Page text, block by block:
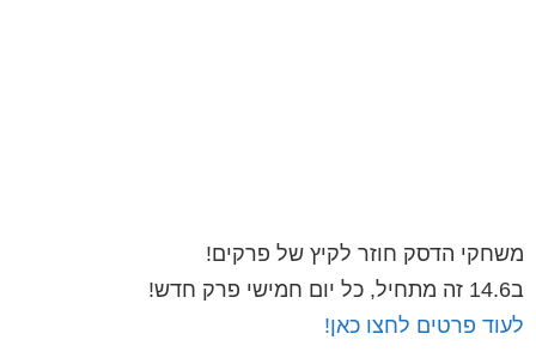
משחקי הדסק חוזר לקיץ של פרקים!
ב14.6 זה מתחיל, כל יום חמישי פרק חדש!
לעוד פרטים לחצו כאן!